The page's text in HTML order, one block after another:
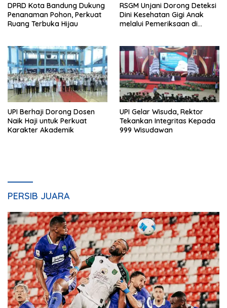
DPRD Kota Bandung Dukung
Penanaman Pohon, Perkuat
Ruang Terbuka Hijau
RSGM Unjani Dorong Deteksi
Dini Kesehatan Gigi Anak
melalui Pemeriksaan di
UPI Berhaji Dorong Dosen
Naik Haji untuk Perkuat
Karakter Akademik
UPI Gelar Wisuda, Rektor
Tekankan Integritas Kepada
999 Wisudawan
PERSIB JUARA